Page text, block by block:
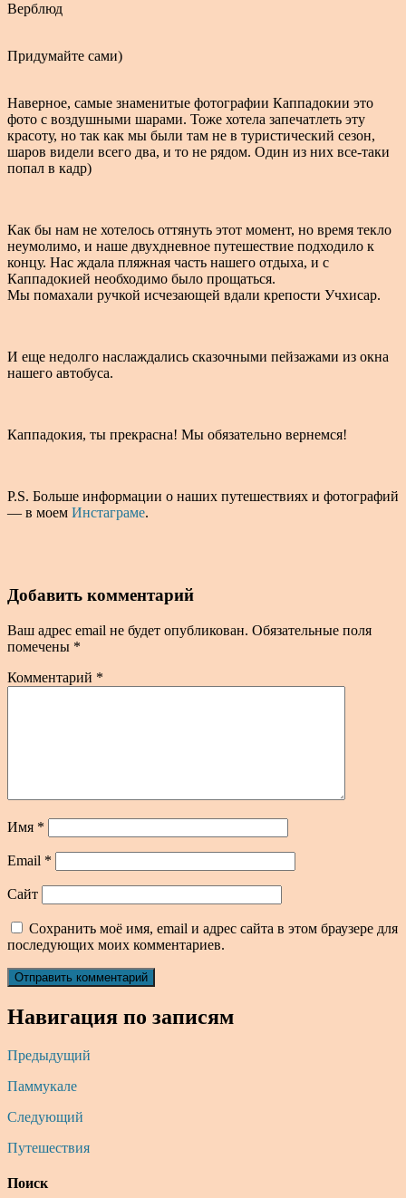
Верблюд
Придумайте сами)
Наверное, самые знаменитые фотографии Каппадокии это
фото с воздушными шарами. Тоже хотела запечатлеть эту
красоту, но так как мы были там не в туристический сезон,
шаров видели всего два, и то не рядом. Один из них все-таки
попал в кадр)
Как бы нам не хотелось оттянуть этот момент, но время текло
неумолимо, и наше двухдневное путешествие подходило к
концу. Нас ждала пляжная часть нашего отдыха, и с
Каппадокией необходимо было прощаться.
Мы помахали ручкой исчезающей вдали крепости Учхисар.
И еще недолго наслаждались сказочными пейзажами из окна
нашего автобуса.
Каппадокия, ты прекрасна! Мы обязательно вернемся!
P.S. Больше информации о наших путешествиях и фотографий
— в моем Инстаграме.
Добавить комментарий
Ваш адрес email не будет опубликован. Обязательные поля
помечены *
Комментарий *
Имя *
Email *
Сайт
Сохранить моё имя, email и адрес сайта в этом браузере для
последующих моих комментариев.
Навигация по записям
Предыдущий
Паммукале
Следующий
Путешествия
Поиск